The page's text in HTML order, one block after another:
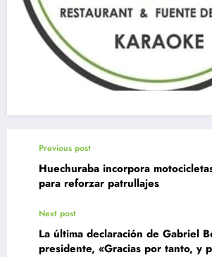
Previous post
Huechuraba incorpora
para reforzar patrullajes
Next post
La última declaración de Gabriel
presidente, «Gracias por tanto, y